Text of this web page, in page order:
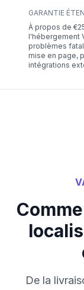
GARANTIE
À propos de
l'hébergement
problèmes
mise en page,
intégrations
De la